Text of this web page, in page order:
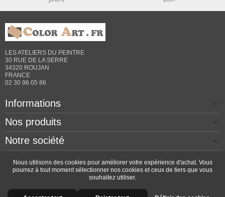
LES ATELIERS DU PEINTRE
30 RUE DE LA SERRE
34320 ROUJAN
FRANCE
02 30 96 05 86
Informations
Nos produits
Notre société
Contactez-nous
Copyright © 2026 - Design by Prestacrea - Ecommerce
Nous utilisons des cookies pour améliorer votre expérience d'achat. Vous
pourrez à tout moment sélectionner nos cookies et ceux de tiers que vous
souhaitez utiliser.